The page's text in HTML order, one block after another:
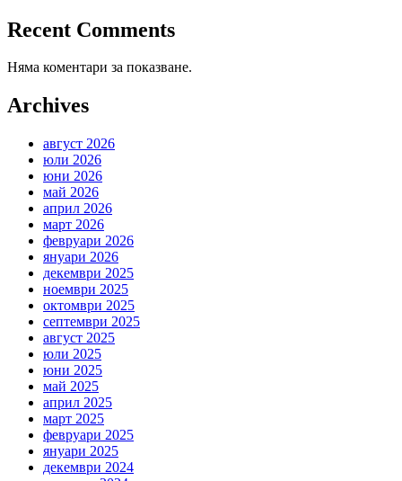
Recent Comments
Няма коментари за показване.
Archives
август 2026
юли 2026
юни 2026
май 2026
април 2026
март 2026
февруари 2026
януари 2026
декември 2025
ноември 2025
октомври 2025
септември 2025
август 2025
юли 2025
юни 2025
май 2025
април 2025
март 2025
февруари 2025
януари 2025
декември 2024